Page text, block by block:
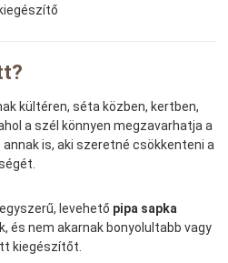
kültéren, séta közben, kertben,
a szél könnyen megzavarhatja a
is, aki szeretné csökkenteni a
levehető pipa sapka
és nem akarnak bonyolultabb vagy
kiegészítőt.